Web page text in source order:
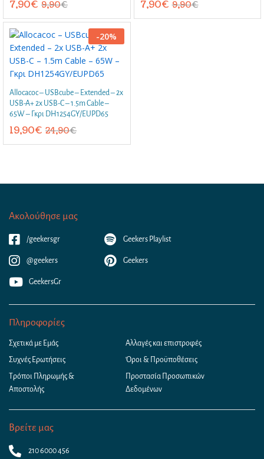
7,90€ 9,90€ 7,90€ 9,90€
-20%
Allocacoc – USBcube – Extended – 2x
USB-A+ 2x USB-C – 1.5m Cable –
65W – Γκρι DH1254GY/EUPD65
19,90€ 24,90€
Ακολούθησε μας
/geekersgr
@geekers
GeekersGr
Geekers Playlist
Geekers
Πληροφορίες
Σχετικά με Εμάς
Συχνές Ερωτήσεις
Τρόποι Πληρωμής &
Αποστολής
Αλλαγές και επιστροφές
Όροι & Προϋποθέσεις
Προστασία Προσωπικών
Δεδομένων
Βρείτε μας
210 6000 456